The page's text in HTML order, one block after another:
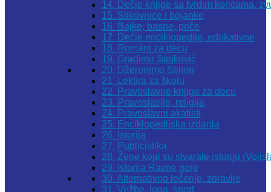
14. Dečje knjige sa tvrdim koricama,
15. Slikovnice i bojanke
16. Bajke, basne, priče
17. Dečje enciklopedije, edukativne
18. Romani za decu
19. Gradimir Stojković
20. Džeronimo Stilton
21. Lektira za školu
22. Pravoslavne knjige za decu
23. Pravoslavlje, religija
24. Pravoslavni akatisti
25. Enciklopedijska izdanja
26. Istorija
27. Publicistika
28. Žene koje su stvarale istoriju
29. Istorija Ravne gore
30. Alternativno lečenje, zdravlje
31. Vežbe, joga, sport